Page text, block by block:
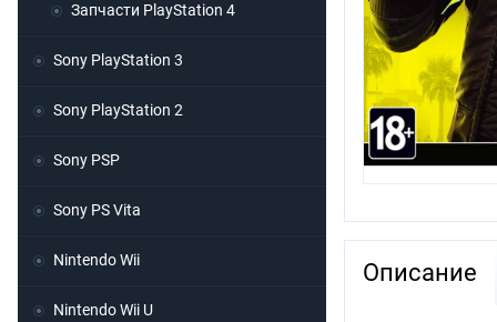
Описание
Запчасти PlayStation 4
Sony PlayStation 3
Sony PlayStation 2
Sony PSP
Sony PS Vita
Nintendo Wii
Nintendo Wii U